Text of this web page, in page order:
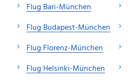
Flug Bari-München
Flug Budapest-München
Flug Florenz-München
Flug Helsinki-München